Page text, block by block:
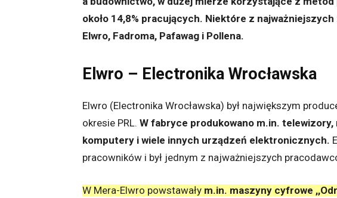
około 14,8% pracujących. Niektóre z najważniejszych
Elwro, Fadroma, Pafawag i Pollena.
Elwro – Electronika Wrocławska
Elwro (Electronika Wrocławska) był największym
okresie PRL. W fabryce produkowano m.in. telewizory,
komputery i wiele innych urządzeń elektronicznych.
pracowników i był jednym z najważniejszych
W Mera-Elwro powstawały m.in. maszyny cyfrowe